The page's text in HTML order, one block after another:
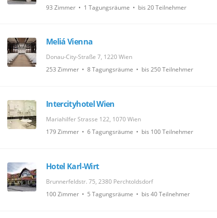
93 Zimmer • 1 Tagungsräume • bis 20 Teilnehmer
Meliá Vienna
Donau-City-Straße 7, 1220 Wien
253 Zimmer • 8 Tagungsräume • bis 250 Teilnehmer
Intercityhotel Wien
Mariahilfer Strasse 122, 1070 Wien
179 Zimmer • 6 Tagungsräume • bis 100 Teilnehmer
Hotel Karl-Wirt
Brunnerfeldstr. 75, 2380 Perchtoldsdorf
100 Zimmer • 5 Tagungsräume • bis 40 Teilnehmer